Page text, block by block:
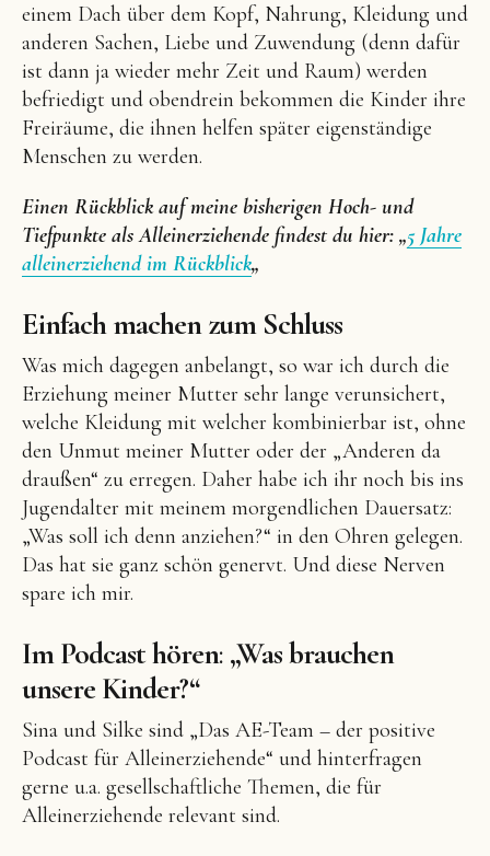
einem Dach über dem Kopf, Nahrung, Kleidung und
anderen Sachen, Liebe und Zuwendung (denn dafür
ist dann ja wieder mehr Zeit und Raum) werden
befriedigt und obendrein bekommen die Kinder ihre
Freiräume, die ihnen helfen später eigenständige
Menschen zu werden.
Einen Rückblick auf meine bisherigen Hoch- und
Tiefpunkte als Alleinerziehende findest du hier: „5 Jahre
alleinerziehend im Rückblick„
Einfach machen zum Schluss
Was mich dagegen anbelangt, so war ich durch die
Erziehung meiner Mutter sehr lange verunsichert,
welche Kleidung mit welcher kombinierbar ist, ohne
den Unmut meiner Mutter oder der „Anderen da
draußen“ zu erregen. Daher habe ich ihr noch bis ins
Jugendalter mit meinem morgendlichen Dauersatz:
„Was soll ich denn anziehen?“ in den Ohren gelegen.
Das hat sie ganz schön genervt. Und diese Nerven
spare ich mir.
Im Podcast hören: „Was brauchen
unsere Kinder?“
Sina und Silke sind „Das AE-Team – der positive
Podcast für Alleinerziehende“ und hinterfragen
gerne u.a. gesellschaftliche Themen, die für
Alleinerziehende relevant sind.